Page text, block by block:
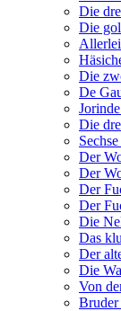
Die
Die
Die
De
Die
Der
Der
Der
Der
Die
Das
Der
Die
Von